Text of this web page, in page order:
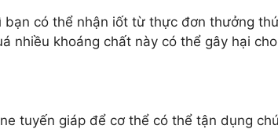
bạn có thể nhận iốt từ thực đơn thưởng
nhiều khoáng chất này có thể gây hại
tuyến giáp để cơ thể có thể tận dụng